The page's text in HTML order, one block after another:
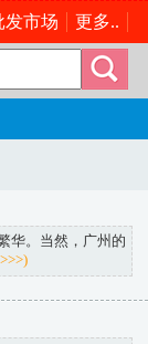
发市场 更多..
华。当然，广州的